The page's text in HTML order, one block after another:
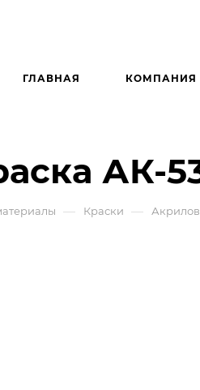
ГЛАВНАЯ КОМПАНИЯ
АК-
— Краски —